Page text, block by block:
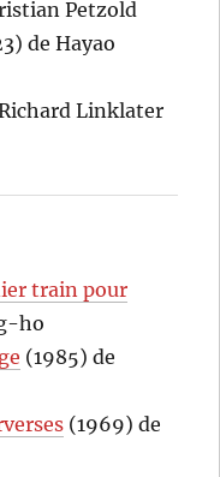
Petzold
de Hayao
Linklater
train pour
ho
(1985) de
(1969) de